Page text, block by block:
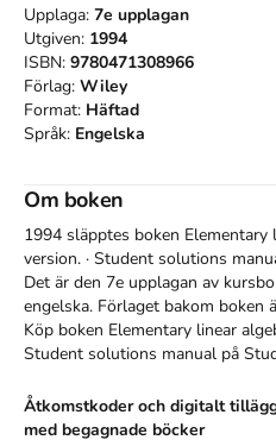
Upplaga: 7e upplagan
Utgiven: 1994
ISBN: 9780471308966
Förlag: Wiley
Format: Häftad
Språk: Engelska
Om boken
1994 släpptes boken Elementary
version. · Student solutions
Det är den 7e upplagan av
engelska. Förlaget bakom boken
Köp boken Elementary linear
Student solutions manual på
Åtkomstkoder och digitalt
med begagnade böcker